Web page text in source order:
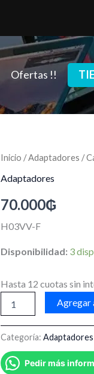
Ofertas !!
Inicio /Adaptadores /
Adaptadores
70.000₲
H03VV-F
Disponibilidad: 3
Hasta 12 cuotas sin
Cable
para
Macho
Hembra
Agregar
Categoría: Adaptadores
Pedir más